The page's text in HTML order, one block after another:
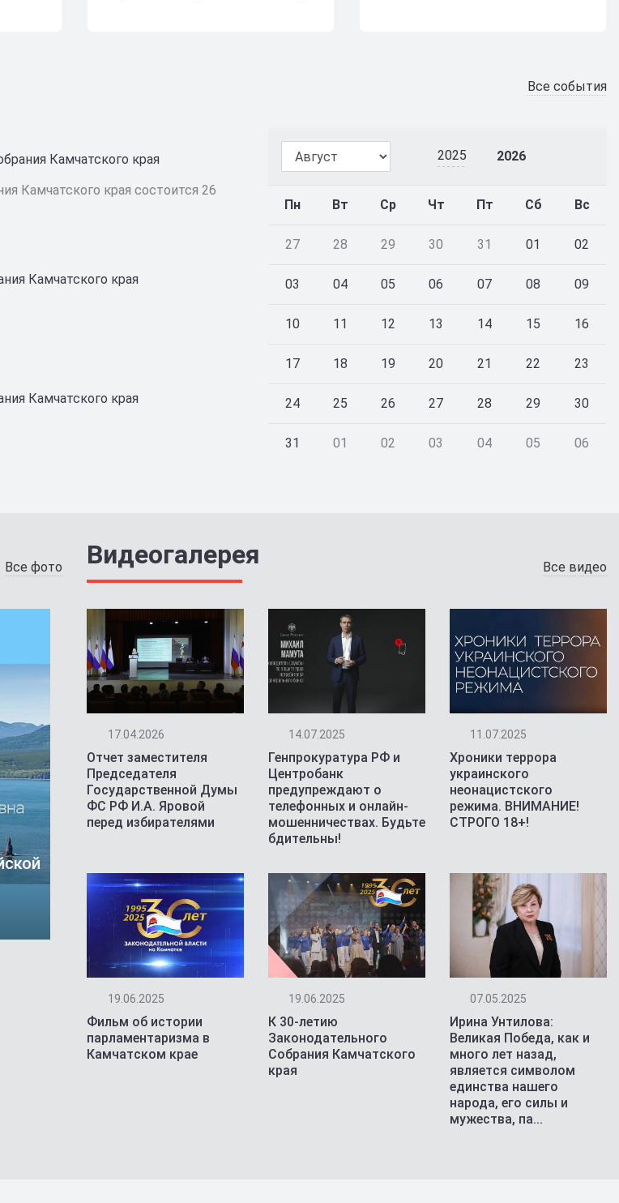
Все события
Камчатского края
Камчатского края состоится 26
Камчатского края
Камчатского края
2025 2026
Пн Вт Ср Чт Пт Сб Вс
27 28 29 30 31 01 02
03 04 05 06 07 08 09
10 11 12 13 14 15 16
17 18 19 20 21 22 23
24 25 26 27 28 29 30
31 01 02 03 04 05 06
Все фото
Год учителя закончился, Век учителя настал!
Видеогалерея Все видео
17.04.2026
Отчет заместителя
Председателя
Государственной Думы
ФС РФ И.А. Яровой
перед избирателями
14.07.2025
Генпрокуратура РФ и
Центробанк
предупреждают о
телефонных и онлайн-
мошенничествах. Будьте
бдительны!
11.07.2025
Хроники террора
украинского
неонацистского
режима. ВНИМАНИЕ!
СТРОГО 18+!
19.06.2025
Фильм об истории
парламентаризма в
Камчатском крае
19.06.2025
К 30-летию
Законодательного
Собрания Камчатского
края
07.05.2025
Ирина Унтилова:
Великая Победа, как и
много лет назад,
является символом
единства нашего
народа, его силы и
мужества, па...